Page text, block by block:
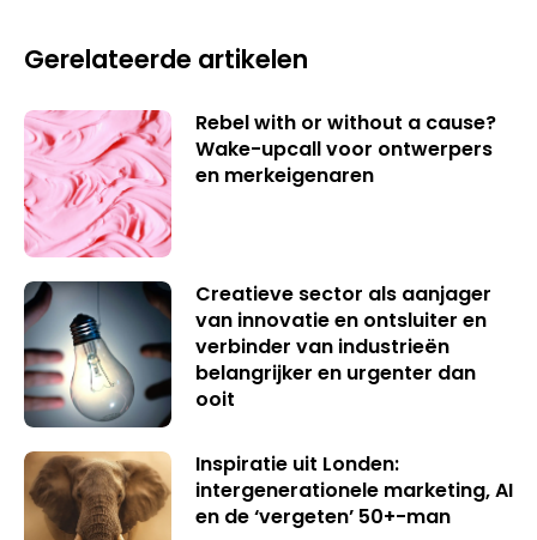
Gerelateerde artikelen
Rebel with or without a cause?
Wake-upcall voor ontwerpers
en merkeigenaren
Creatieve sector als aanjager
van innovatie en ontsluiter en
verbinder van industrieën
belangrijker en urgenter dan
ooit
Inspiratie uit Londen:
intergenerationele marketing, AI
en de ‘vergeten’ 50+-man